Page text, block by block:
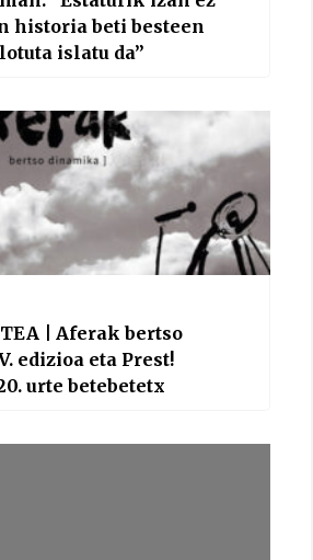
historia beti besteen
islatu da”
| Aferak bertso
edizioa eta Prest!
urte betebetetx